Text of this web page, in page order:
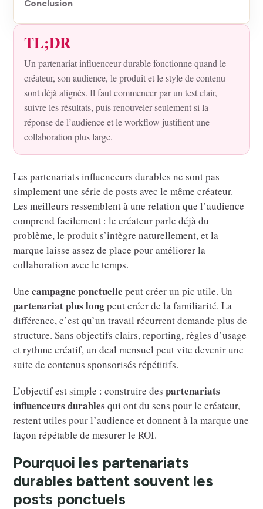
TL;DR
Un partenariat influenceur durable fonctionne quand le
créateur, son audience, le produit et le style de contenu
sont déjà alignés. Il faut commencer par un test clair,
suivre les résultats, puis renouveler seulement si la
réponse de l’audience et le workflow justifient une
collaboration plus large.
Les partenariats influenceurs durables ne sont pas
simplement une série de posts avec le même créateur.
Les meilleurs ressemblent à une relation que l’audience
comprend facilement : le créateur parle déjà du
problème, le produit s’intègre naturellement, et la
marque laisse assez de place pour améliorer la
collaboration avec le temps.
Unecampagne ponctuelle peut créer un pic utile. Un
partenariat plus longpeut créer de la familiarité. La
différence, c’est qu’un travail récurrent demande plus de
structure. Sans objectifs clairs, reporting, règles d’usage
et rythme créatif, un deal mensuel peut vite devenir une
suite de contenus sponsorisés répétitifs.
L’objectif est simple : construire despartenariats
influenceurs durables qui ont du sens pour le créateur,
restent utiles pour l’audience et donnent à la marque une
façon répétable de mesurer le ROI.
Pourquoi les partenariats
durables battent souvent les
posts ponctuels
Conclusion